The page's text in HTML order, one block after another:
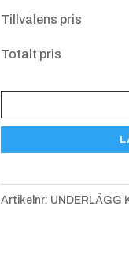
Tillvalens pris
Totalt pris
formskuret
Artikelnr: UNDERLÄGG